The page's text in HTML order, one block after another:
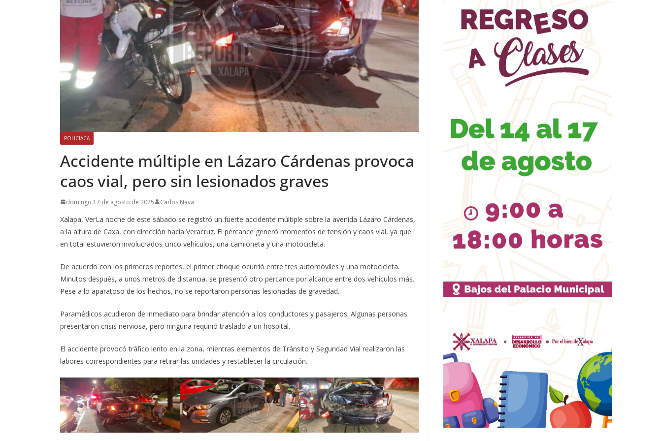
POLICIACA
Accidente múltiple en Lázaro Cárdenas provoca
caos vial, pero sin lesionados graves
domingo 17 de agosto de 2025 Carlos Nava
Xalapa, VerLa noche de este sábado se registró un fuerte accidente múltiple sobre la avenida Lázaro Cárdenas,
a la altura de Caxa, con dirección hacia Veracruz. El percance generó momentos de tensión y caos vial, ya que
en total estuvieron involucrados cinco vehículos, una camioneta y una motocicleta.
De acuerdo con los primeros reportes, el primer choque ocurrió entre tres automóviles y una motocicleta.
Minutos después, a unos metros de distancia, se presentó otro percance por alcance entre dos vehículos más.
Pese a lo aparatoso de los hechos, no se reportaron personas lesionadas de gravedad.
Paramédicos acudieron de inmediato para brindar atención a los conductores y pasajeros. Algunas personas
presentaron crisis nerviosa, pero ninguna requirió traslado a un hospital.
El accidente provocó tráfico lento en la zona, mientras elementos de Tránsito y Seguridad Vial realizaron las
labores correspondientes para retirar las unidades y restablecer la circulación.